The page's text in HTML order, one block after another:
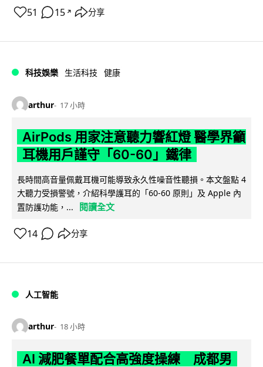
51 15 ↗ 分享
科技娛樂 生活科技 健康
arthur 17 小時
AirPods 用家注意聽力響紅燈 醫學界籲
耳機用戶謹守「60-60」鐵律
長時間高音量佩戴耳機可能導致永久性噪音性聽損。本文盤點 4
大聽力受損警號，介紹科學護耳的「60-60 原則」及 Apple 內
置防護功能，...
閱讀全文
14 分享
人工智能
arthur 18 小時
AI 減肥餐單配合高強度操練 成都男